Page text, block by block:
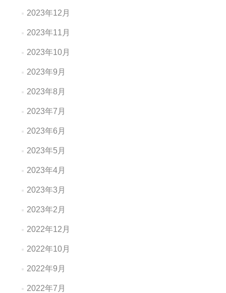
2023年12月
2023年11月
2023年10月
2023年9月
2023年8月
2023年7月
2023年6月
2023年5月
2023年4月
2023年3月
2023年2月
2022年12月
2022年10月
2022年9月
2022年7月